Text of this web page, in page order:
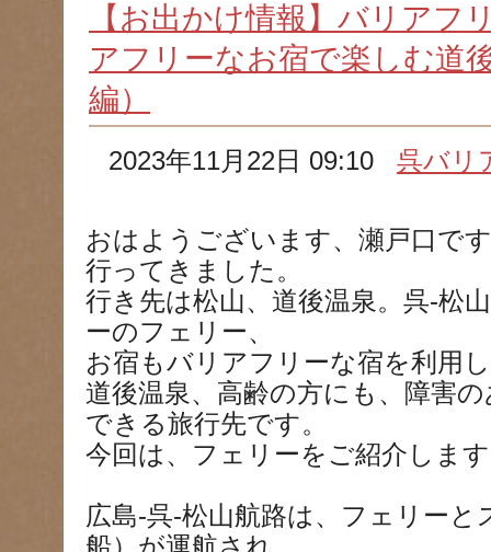
【お出かけ情報】バリアフ
アフリーなお宿で楽しむ道
編）
2023年11月22日 09:10呉バリ
おはようございます、瀬戸口で
行ってきました。
行き先は松山、道後温泉。呉-松
ーのフェリー、
お宿もバリアフリーな宿を利用
道後温泉、高齢の方にも、障害
できる旅行先です。
今回は、フェリーをご紹介しま
広島-呉-松山航路は、フェリー